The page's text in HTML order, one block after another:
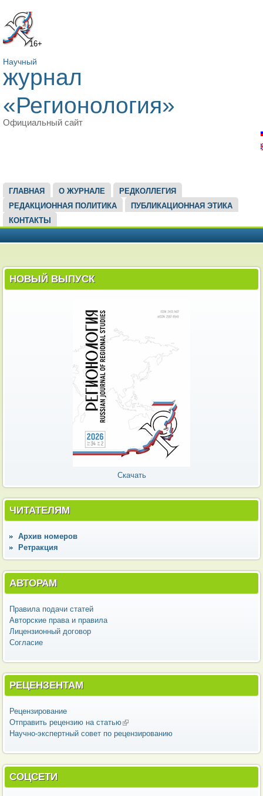
16+
Научный
журнал
«Регионология»
Официальный сайт
ГЛАВНОЕ МЕНЮ
ГЛАВНАЯ О ЖУРНАЛЕ
РЕДКОЛЛЕГИЯ
РЕДАКЦИОННАЯ ПОЛИТИКА
ПУБЛИКАЦИОННАЯ ЭТИКА
КОНТАКТЫ
НОВЫЙ ВЫПУСК
Скачать
ЧИТАТЕЛЯМ
Архив номеров
Ретракция
АВТОРАМ
Правила подачи статей
Авторские права и правила
Лицензионный договор
Согласие
РЕЦЕНЗЕНТАМ
Рецензирование
Отправить рецензию на статью(внешняя ссылка)
Научно-экспертный совет по рецензированию
СОЦСЕТИ